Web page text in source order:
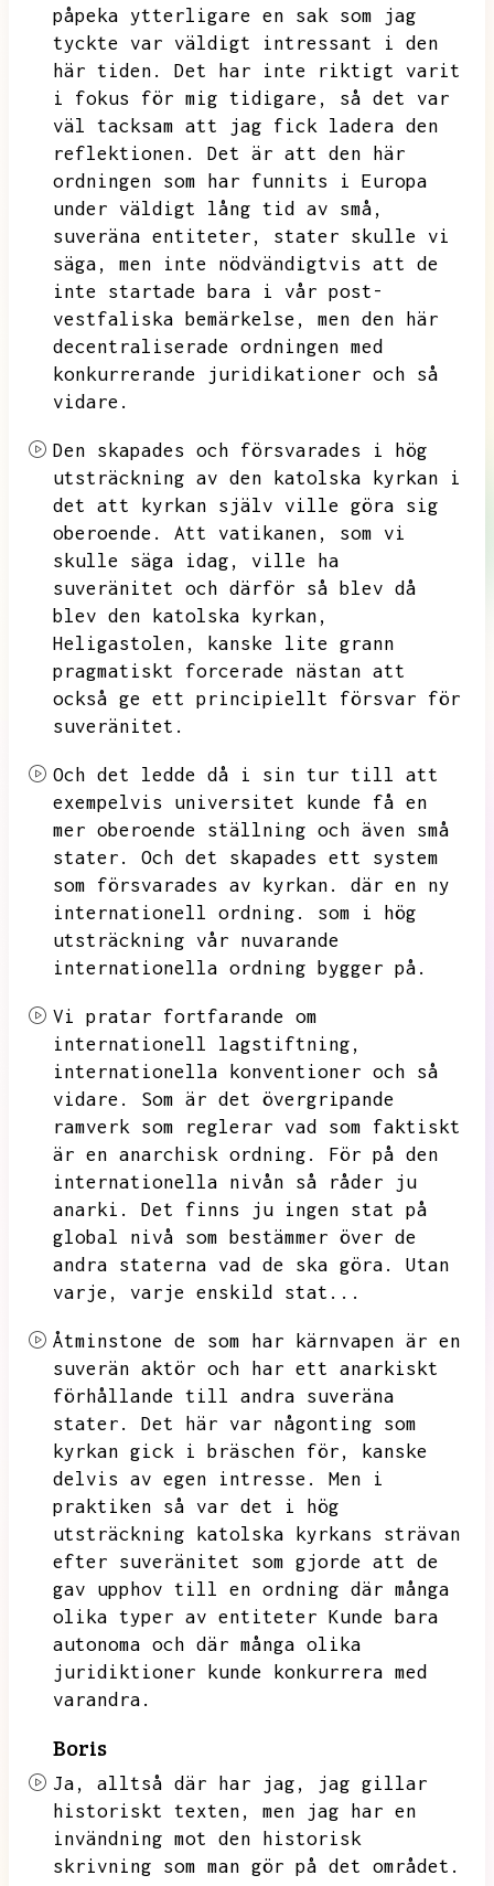
påpeka ytterligare en sak som jag
tyckte var väldigt intressant i den
här tiden.
Det har inte riktigt varit
i fokus för mig tidigare,
så det var
väl tacksam att jag fick ladera den
reflektionen.
Det är att den här
ordningen som har funnits i Europa
under väldigt lång tid av små,
suveräna entiteter,
stater skulle vi
säga,
men inte nödvändigtvis att de
inte startade bara i vår post-
vestfaliska bemärkelse,
men den här
decentraliserade ordningen med
konkurrerande juridikationer och så
vidare.
Den skapades och försvarades i hög
utsträckning av den katolska kyrkan i
det att kyrkan själv ville göra sig
oberoende.
Att vatikanen,
som vi
skulle säga idag,
ville ha
suveränitet och därför så blev då
blev den katolska kyrkan,
Heligastolen,
kanske lite grann
pragmatiskt forcerade nästan att
också ge ett principiellt försvar för
suveränitet.
Och det ledde då i sin tur till att
exempelvis universitet kunde få en
mer oberoende ställning och även små
stater.
Och det skapades ett system
som försvarades av kyrkan.
där en ny
internationell ordning.
som i hög
utsträckning vår nuvarande
internationella ordning bygger på.
Vi pratar fortfarande om
internationell lagstiftning,
internationella konventioner och så
vidare.
Som är det övergripande
ramverk som reglerar vad som faktiskt
är en anarchisk ordning.
För på den
internationella nivån så råder ju
anarki.
Det finns ju ingen stat på
global nivå som bestämmer över de
andra staterna vad de ska göra.
Utan
varje,
varje enskild stat...
Åtminstone de som har kärnvapen är en
suverän aktör och har ett anarkiskt
förhållande till andra suveräna
stater.
Det här var någonting som
kyrkan gick i bräschen för,
kanske
delvis av egen intresse.
Men i
praktiken så var det i hög
utsträckning katolska kyrkans strävan
efter suveränitet som gjorde att de
gav upphov till en ordning där många
olika typer av entiteter Kunde bara
autonoma och där många olika
juridiktioner kunde konkurrera med
varandra.
Boris
Ja, alltså där har jag,
jag gillar
historiskt texten,
men jag har en
invändning mot den historisk
skrivning som man gör på det området.